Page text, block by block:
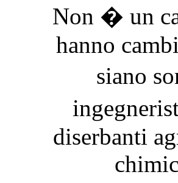
Non � un
hanno
siano
diserbanti